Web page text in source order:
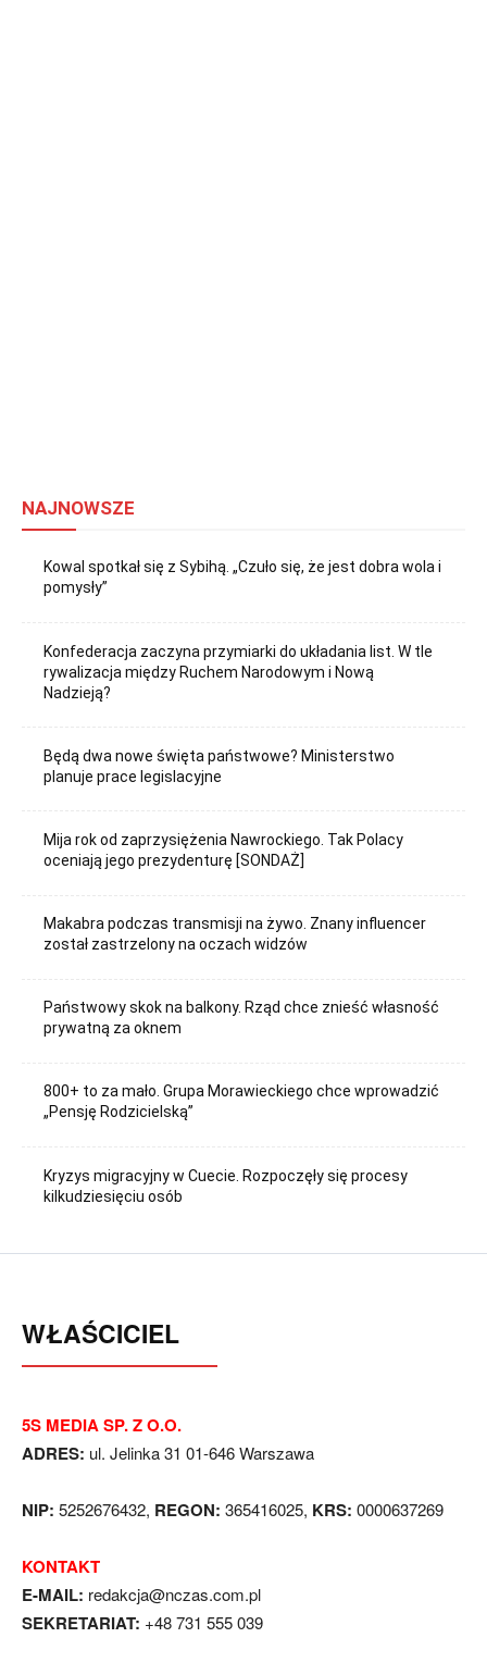
NAJNOWSZE
Kowal spotkał się z Sybihą. „Czuło się, że jest dobra wola i
pomysły”
Konfederacja zaczyna przymiarki do układania list. W tle
rywalizacja między Ruchem Narodowym i Nową
Nadzieją?
Będą dwa nowe święta państwowe? Ministerstwo
planuje prace legislacyjne
Mija rok od zaprzysiężenia Nawrockiego. Tak Polacy
oceniają jego prezydenturę [SONDAŻ]
Makabra podczas transmisji na żywo. Znany influencer
został zastrzelony na oczach widzów
Państwowy skok na balkony. Rząd chce znieść własność
prywatną za oknem
800+ to za mało. Grupa Morawieckiego chce wprowadzić
„Pensję Rodzicielską”
Kryzys migracyjny w Cuecie. Rozpoczęły się procesy
kilkudziesięciu osób
WŁAŚCICIEL
5S MEDIA SP. Z O.O.
ADRES: ul. Jelinka 31 01-646 Warszawa
NIP: 5252676432, REGON: 365416025, KRS: 0000637269
KONTAKT
E-MAIL: redakcja@nczas.com.pl
SEKRETARIAT: +48 731 555 039